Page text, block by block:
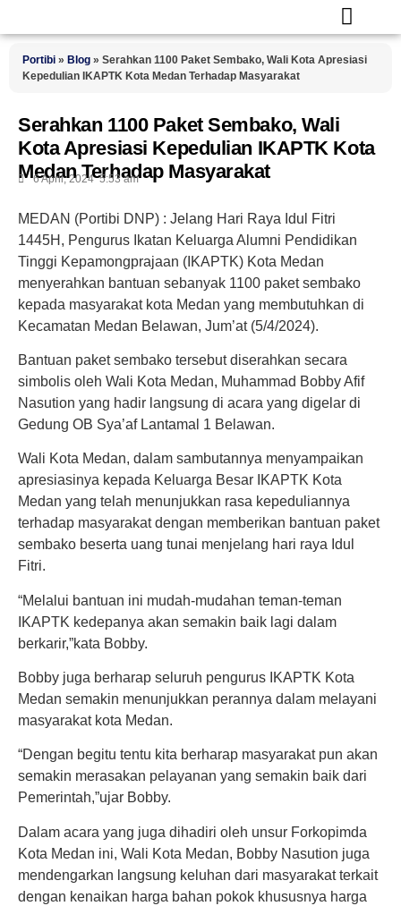
Portibi » Blog » Serahkan 1100 Paket Sembako, Wali Kota Apresiasi
Kepedulian IKAPTK Kota Medan Terhadap Masyarakat
Serahkan 1100 Paket Sembako, Wali
Kota Apresiasi Kepedulian IKAPTK Kota
Medan Terhadap Masyarakat
6 April, 2024 5:53 am
MEDAN (Portibi DNP) : Jelang Hari Raya Idul Fitri
1445H, Pengurus Ikatan Keluarga Alumni Pendidikan
Tinggi Kepamongprajaan (IKAPTK) Kota Medan
menyerahkan bantuan sebanyak 1100 paket sembako
kepada masyarakat kota Medan yang membutuhkan di
Kecamatan Medan Belawan, Jum’at (5/4/2024).
Bantuan paket sembako tersebut diserahkan secara
simbolis oleh Wali Kota Medan, Muhammad Bobby Afif
Nasution yang hadir langsung di acara yang digelar di
Gedung OB Sya’af Lantamal 1 Belawan.
Wali Kota Medan, dalam sambutannya menyampaikan
apresiasinya kepada Keluarga Besar IKAPTK Kota
Medan yang telah menunjukkan rasa kepeduliannya
terhadap masyarakat dengan memberikan bantuan paket
sembako beserta uang tunai menjelang hari raya Idul
Fitri.
“Melalui bantuan ini mudah-mudahan teman-teman
IKAPTK kedepanya akan semakin baik lagi dalam
berkarir,”kata Bobby.
Bobby juga berharap seluruh pengurus IKAPTK Kota
Medan semakin menunjukkan perannya dalam melayani
masyarakat kota Medan.
“Dengan begitu tentu kita berharap masyarakat pun akan
semakin merasakan pelayanan yang semakin baik dari
Pemerintah,”ujar Bobby.
Dalam acara yang juga dihadiri oleh unsur Forkopimda
Kota Medan ini, Wali Kota Medan, Bobby Nasution juga
mendengarkan langsung keluhan dari masyarakat terkait
dengan kenaikan harga bahan pokok khususnya harga